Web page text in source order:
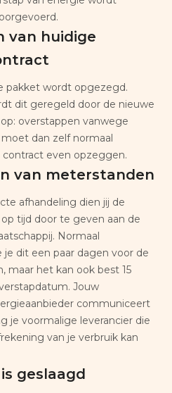
van huidige
pakket wordt opgezegd.
dit geregeld door de nieuwe
overstappen vanwege
dan zelf normaal
even opzeggen.
van meterstanden
afhandeling dien jij de
tijd door te geven aan de
Normaal
je dit een paar dagen voor de
maar het kan ook best 15
Jouw
communiceert
je voormalige leverancier die
van je verbruik kan
geslaagd